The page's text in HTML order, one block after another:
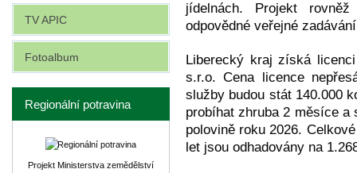
jídelnách. Projekt
odpovědné veřejné
Liberecký kraj získá
s.r.o. Cena licence
služby budou stát 140.000
probíhat zhruba 2 měsíce a
polovině roku 2026.
let jsou odhadovány na
TV APIC
Fotoalbum
Regionální potravina
Projekt Ministerstva zemědělství